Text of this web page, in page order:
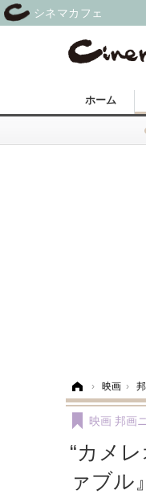
ホーム
› 映画 ›
“カメ
ァブル
映画 邦画
シネマカフェ